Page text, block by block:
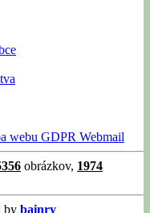
webu GDPR Webmail
obrázkov, 1974
by bainry